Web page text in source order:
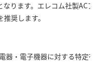
ります。エレコム社製ACア
推奨します。
器・電子機器に対する特定